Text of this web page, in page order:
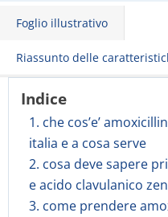
Foglio illustrativo
Riassunto delle
Indice
1. che cos’e’
italia e a cosa serve
2. cosa deve sapere
e acido clavulanico
3. come prendere